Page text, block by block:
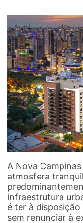
A Nova
atmosfera
infraestrutura
é ter à
sem renunciar à